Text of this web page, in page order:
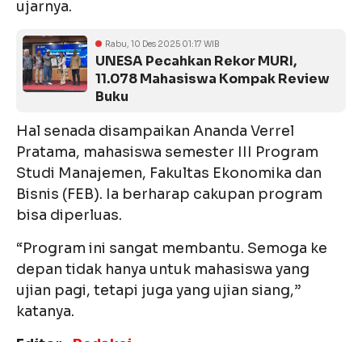
ujarnya.
Rabu, 10 Des 2025 01:17 WIB
UNESA Pecahkan Rekor MURI,
11.078 Mahasiswa Kompak Review
Buku
Hal senada disampaikan Ananda Verrel
Pratama, mahasiswa semester III Program
Studi Manajemen, Fakultas Ekonomika dan
Bisnis (FEB). Ia berharap cakupan program
bisa diperluas.
“Program ini sangat membantu. Semoga ke
depan tidak hanya untuk mahasiswa yang
ujian pagi, tetapi juga yang ujian siang,”
katanya.